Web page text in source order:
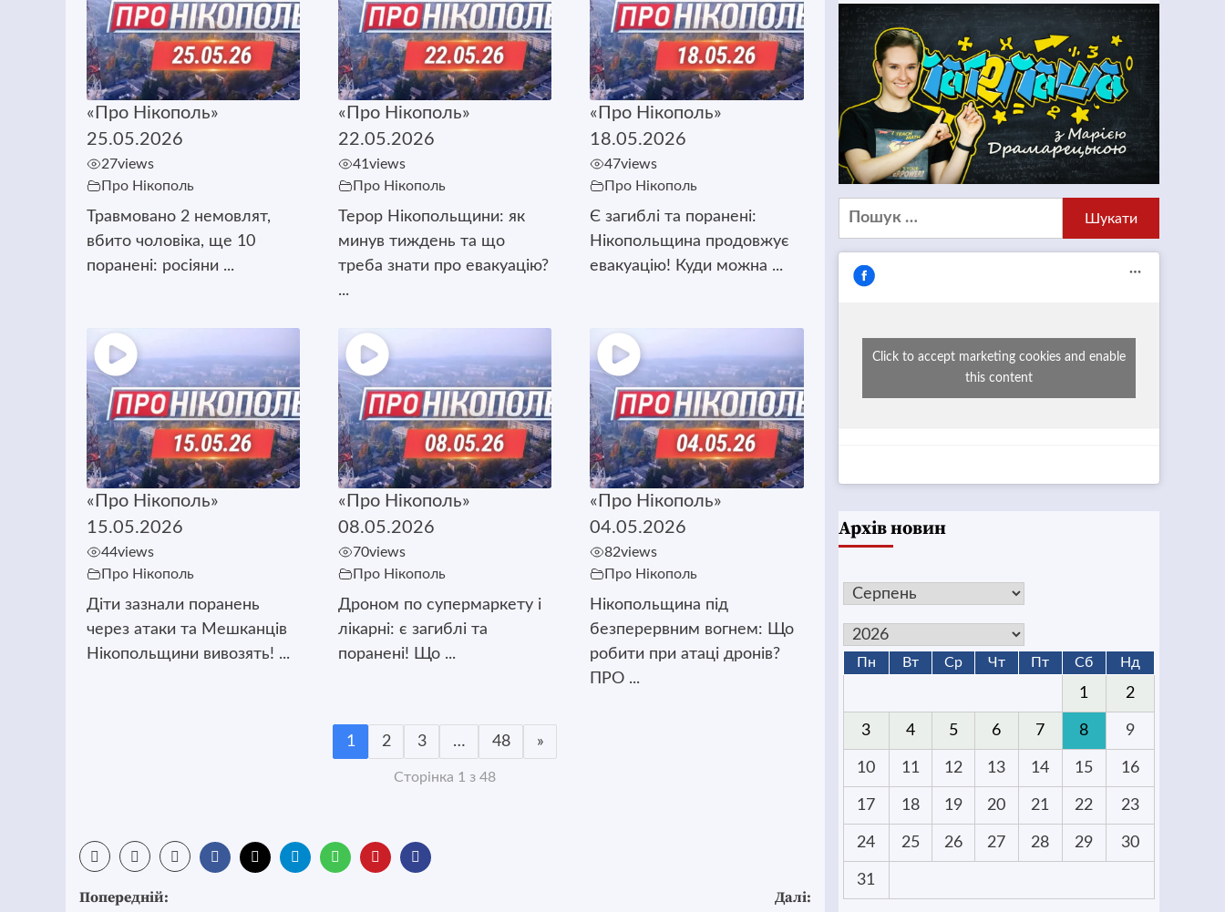
«Про Нікополь»
25.05.2026
27views
Про Нікополь
Травмовано 2 немовлят,
вбито чоловіка, ще 10
поранені: росіяни ...
«Про Нікополь»
22.05.2026
41views
Про Нікополь
Терор Нікопольщини: як
минув тиждень та що
треба знати про евакуацію?
...
«Про Нікополь»
18.05.2026
47views
Про Нікополь
Є загиблі та поранені:
Нікопольщина продовжує
евакуацію! Куди можна ...
«Про Нікополь»
15.05.2026
44views
Про Нікополь
Діти зазнали поранень
через атаки та Мешканців
Нікопольщини вивозять! ...
«Про Нікополь»
08.05.2026
70views
Про Нікополь
Дроном по супермаркету і
лікарні: є загиблі та
поранені! Що ...
«Про Нікополь»
04.05.2026
82views
Про Нікополь
Нікопольщина під
безперервним вогнем: Що
робити при атаці дронів?
ПРО ...
1 2 3 … 48 »
Сторінка 1 з 48
Post
Попередній:
Далі:
Пошук:
Click to accept marketing cookies and enable
this content
Архів новин
Пн Вт Ср Чт Пт Сб Нд
1 2
3 4 5 6 7 8 9
10 11 12 13 14 15 16
17 18 19 20 21 22 23
24 25 26 27 28 29 30
31